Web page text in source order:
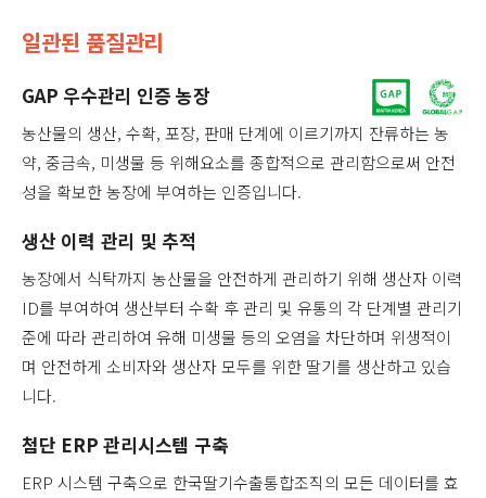
일관된 품질관리
GAP 우수관리 인증 농장
농산물의 생산, 수확, 포장, 판매 단계에 이르기까지 잔류하는 농
약, 중금속, 미생물 등 위해요소를 종합적으로 관리함으로써 안전
성을 확보한 농장에 부여하는 인증입니다.
생산 이력 관리 및 추적
농장에서 식탁까지 농산물을 안전하게 관리하기 위해 생산자 이력
ID를 부여하여 생산부터 수확 후 관리 및 유통의 각 단계별 관리기
준에 따라 관리하여 유해 미생물 등의 오염을 차단하며 위생적이
며 안전하게 소비자와 생산자 모두를 위한 딸기를 생산하고 있습
니다.
첨단 ERP 관리시스템 구축
ERP 시스템 구축으로 한국딸기수출통합조직의 모든 데이터를 효